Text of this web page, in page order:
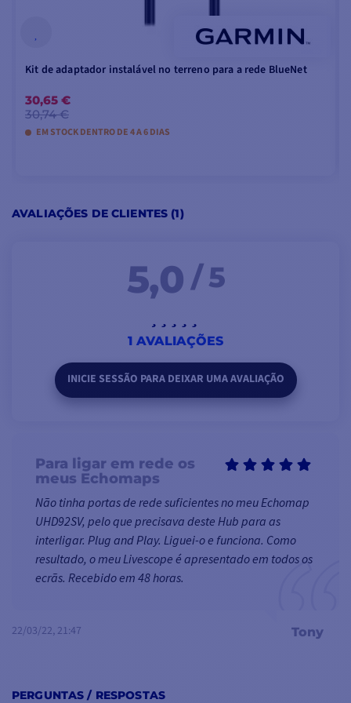
Kit de adaptador instalável no terreno para a rede BlueNet
30,65 €
30,74 €
EM STOCK DENTRO DE 4 A 6 DIAS
AVALIAÇÕES DE CLIENTES (1)
5,0 / 5
1 AVALIAÇÕES
INICIE SESSÃO PARA DEIXAR UMA AVALIAÇÃO
Para ligar em rede os
meus Echomaps
Não tinha portas de rede suficientes no meu Echomap
UHD92SV, pelo que precisava deste Hub para as
interligar. Plug and Play. Liguei-o e funciona. Como
resultado, o meu Livescope é apresentado em todos os
ecrãs. Recebido em 48 horas.
22/03/22, 21:47 Tony
PERGUNTAS / RESPOSTAS